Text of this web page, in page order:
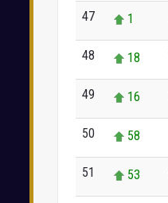
47 1
48 18
49 16
50 58
51 53